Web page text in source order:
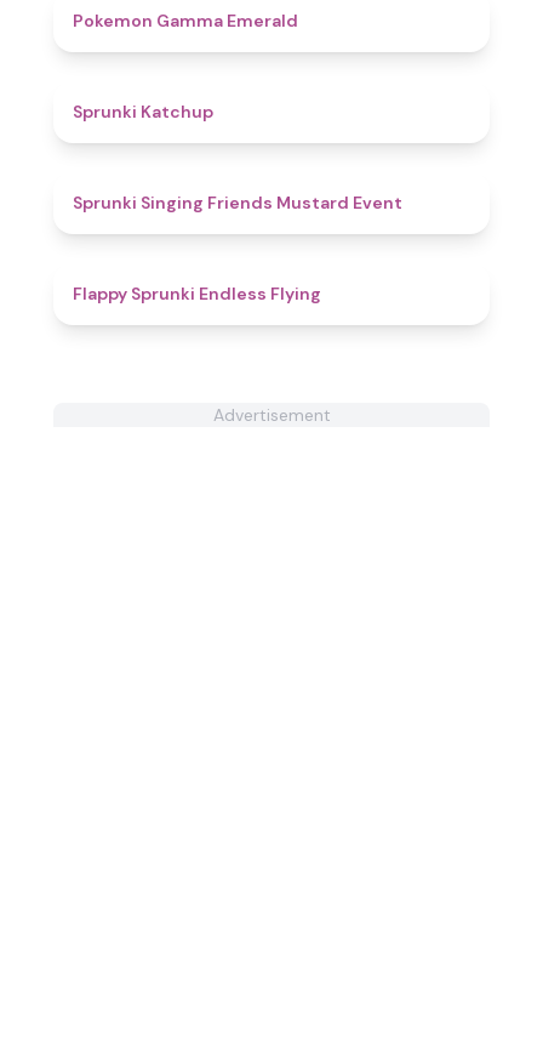
Pokemon Gamma Emerald
Sprunki Katchup
Sprunki Singing Friends Mustard Event
Flappy Sprunki Endless Flying
Advertisement